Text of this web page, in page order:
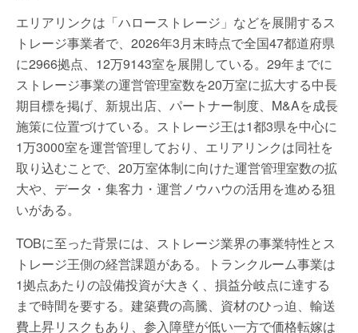
エリアリンクは「ハローストレージ」などを展開するス
トレージ事業者で、2026年3月末時点で全国47都道府県
に2966拠点、12万9143室を展開している。29年までに
ストレージ事業の運営管理室数を20万室に拡大する中長
期目標を掲げ、新規出店、パートナー制度、M&Aを成長
施策に位置づけている。ストレージ王は1都3県を中心に
1万3000室を運営管理しており、エリアリンクは同社を
取り込むことで、20万室体制に向けた運営管理室数の拡
大や、データ・集客力・運営ノウハウの活用を進める狙
いがある。
TOBに至った背景には、ストレージ業界の事業特性とス
トレージ王側の経営課題がある。トランクルーム事業は
1拠点あたりの設備投資が大きく、損益分岐点に達する
まで時間を要する。建築費の高騰、資材のひっ迫、輸送
費上昇リスクもあり、参入障壁が低い一方で価格転嫁は